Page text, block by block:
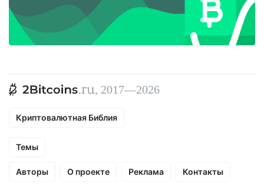
, 2017—2026
Криптовалютная Библия
Темы
Авторы О проекте Реклама Контакты